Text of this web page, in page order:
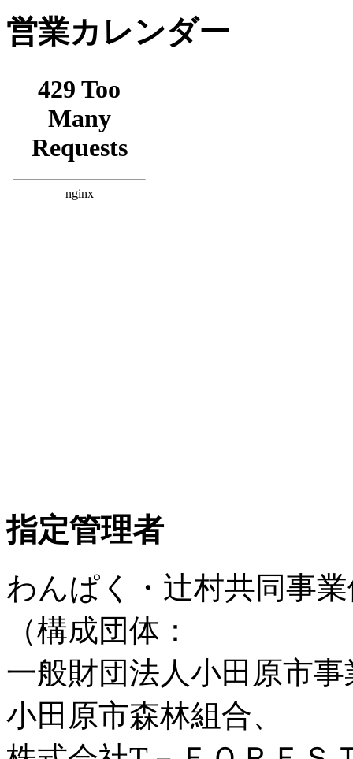
営業カレンダー
指定管理者
わんぱく・辻村共同事
（構成団体：
一般財団法人小田原市
小田原市森林組合、